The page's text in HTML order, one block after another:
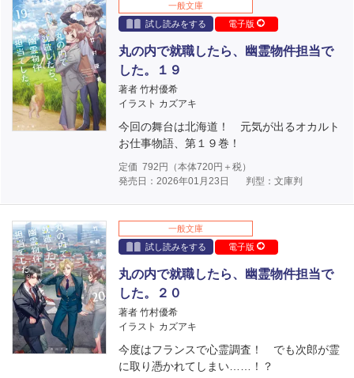
一般文庫
試し読みをする
電子版
丸の内で就職したら、幽霊物件担当で
した。１９
著者 竹村優希
イラスト カズアキ
今回の舞台は北海道！ 元気が出るオカルト
お仕事物語、第１９巻！
定価 792 円（本体720円＋税）
発売日：2026年01月23日
判型：文庫判
一般文庫
試し読みをする
電子版
丸の内で就職したら、幽霊物件担当で
した。２０
著者 竹村優希
イラスト カズアキ
今度はフランスで心霊調査！ でも次郎が霊
に取り憑かれてしまい……！？